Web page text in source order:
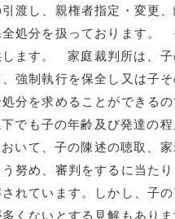
渡し、親権者指定・変更
処分を扱っております。
ます。 家庭裁判所は、
強制執行を保全し又は子
分を求めることができる
でも子の年齢及び発達の
いて、子の陳述の聴取、
努め、審判をするに当た
れています。しかし、子
くないとする見解もあり